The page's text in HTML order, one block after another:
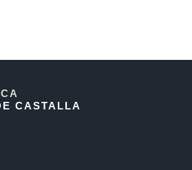
CASTALLA